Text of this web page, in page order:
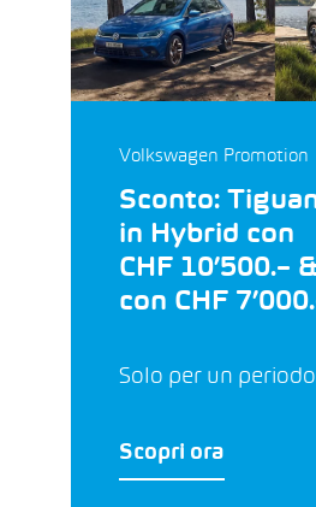
Volkswagen Promotion
Sconto:
in Hybrid con
CHF 10’500.–
con CHF
Solo per un
Scopri ora